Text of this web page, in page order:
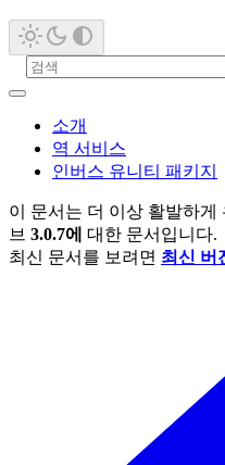
소개
역 서비스
인버스 유니티 패키지
이 문서는 더 이상 활발하게
브 3.0.7에 대한 문서입니다.
최신 문서를 보려면 최신 버